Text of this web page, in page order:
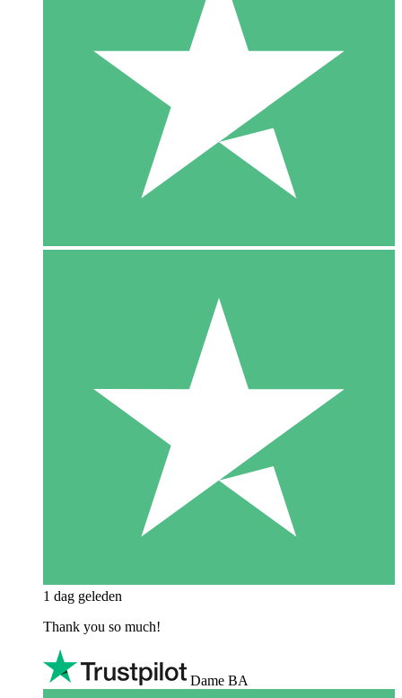
1 dag geleden
Thank you so much!
Dame BA